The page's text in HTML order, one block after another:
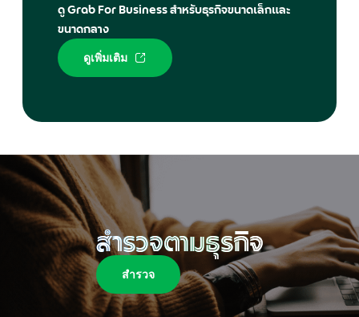
ดู Grab For Business สำหรับธุรกิจขนาดเล็กและ
ขนาดกลาง
ดูเพิ่มเติม
สำรวจตามธุรกิจ
สำรวจ